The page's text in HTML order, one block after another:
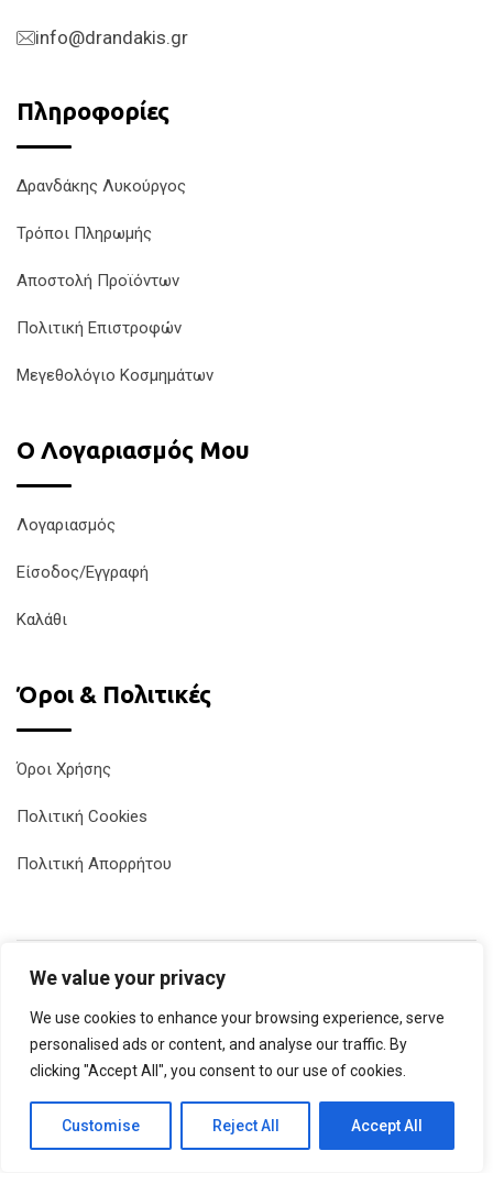
We value your privacy
We use cookies to enhance your browsing experience, serve
personalised ads or content, and analyse our traffic. By
clicking "Accept All", you consent to our use of cookies.
Customise Reject All Accept All
info@drandakis.gr
Πληροφορίες
Δρανδάκης Λυκούργος
Τρόποι Πληρωμής
Αποστολή Προϊόντων
Πολιτική Επιστροφών
Μεγεθολόγιο Κοσμημάτων
Ο Λογαριασμός Μου
Λογαριασμός
Είσοδος/Εγγραφή
Καλάθι
Όροι & Πολιτικές
Όροι Χρήσης
Πολιτική Cookies
Πολιτική Απορρήτου
Ωράριο Λειτουργίας:
Δευτέρα - Σάββατο 10:00 - 14:00 & 17:00 - 22:00
Κυριακή: Κλειστά